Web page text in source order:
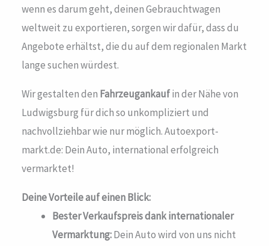
wenn es darum geht, deinen Gebrauchtwagen
weltweit zu exportieren, sorgen wir dafür, dass du
Angebote erhältst, die du auf dem regionalen Markt
lange suchen würdest.
Wir gestalten den Fahrzeugankaufin der Nähe von
Ludwigsburg für dich so unkompliziert und
nachvollziehbar wie nur möglich. Autoexport-
markt.de: Dein Auto, international erfolgreich
vermarktet!
Deine Vorteile auf einen Blick:
Bester Verkaufspreis dank internationaler
Vermarktung:Dein Auto wird von uns nicht